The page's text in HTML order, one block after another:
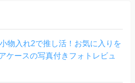
物入れ2で推し活！お気に入りを
ケースの写真付きフォトレビュ